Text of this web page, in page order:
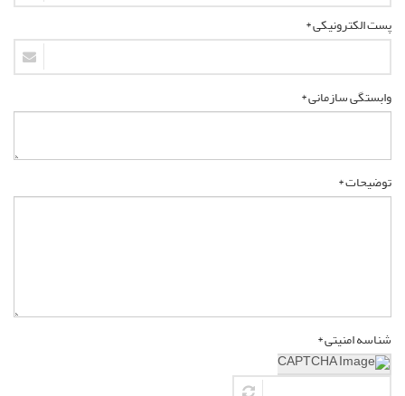
پست الکترونیکی *
وابستگی سازمانی *
توضیحات *
شناسه امنیتی *